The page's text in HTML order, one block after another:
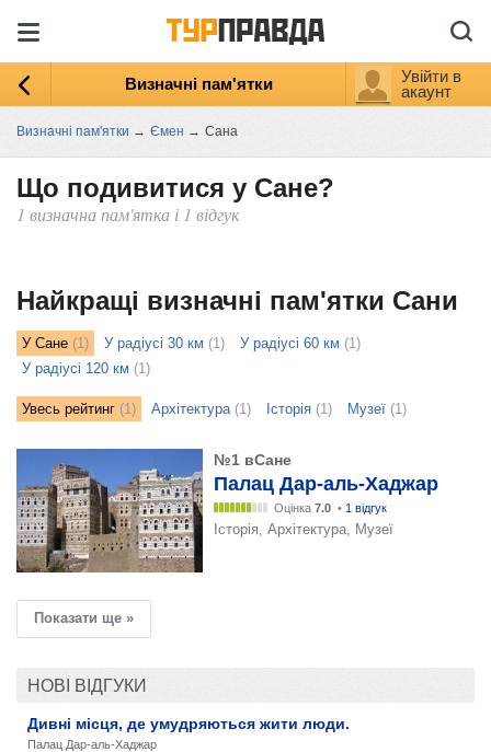
Визначні пам'ятки
Увійти в
акаунт
Визначні пам'ятки → Ємен → Сана
Що подивитися у Сане?
1 визначна пам'ятка і 1 відгук
Найкращі визначні пам'ятки Сани
У Сане (1) У радіусі 30 км (1) У радіусі 60 км (1)
У радіусі 120 км (1)
Увесь рейтинг (1) Архітектура(1) Історія (1) Музеї (1)
№1 вСане
Палац Дар-аль-Хаджар
Оцінка 7.0 • 1 відгук
Історія, Архітектура, Музеї
Показати ще »
НОВІ ВІДГУКИ
Дивні місця, де умудряються жити люди.
Палац Дар-аль-Хаджар